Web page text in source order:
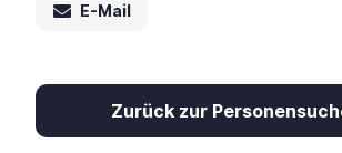
E-Mail
Zurück zur